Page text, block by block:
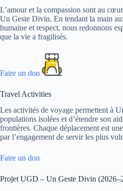
L’amour et la compassion sont au
Un Geste Divin. En tendant la main
humaine et respect, nous redonnons
que la vie a fragilisés.
Faire un don
Travel Activities
Les activités de voyage permettent à
populations isolées et d’étendre son
frontières. Chaque déplacement est
par l’engagement de servir les plus
Faire un don
Projet UGD – Un Geste Divin